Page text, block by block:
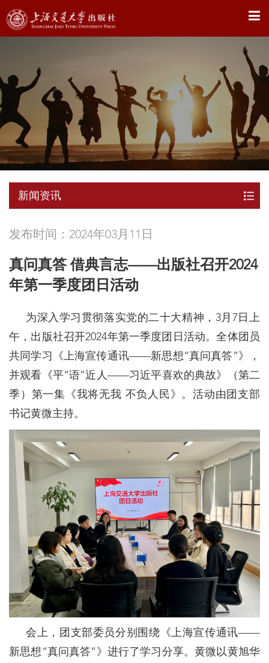
X
新闻资讯
发布时间：2024年03月11日
真问真答 借典言志——出版社召开2024
年第一季度团日活动
为深入学习贯彻落实党的二十大精神，3月7日上
午，出版社召开2024年第一季度团日活动。全体团员
共同学习《上海宣传通讯——新思想“真问真答”》，
并观看《平“语”近人——习近平喜欢的典故》（第二
季）第一集《我将无我 不负人民》。活动由团支部
书记黄微主持。
会上，团支部委员分别围绕《上海宣传通讯——
新思想“真问真答”》进行了学习分享。黄微以黄旭华